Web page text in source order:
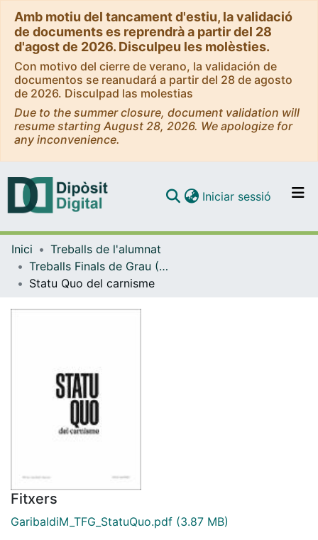
Amb motiu del tancament d'estiu, la validació
de documents es reprendrà a partir del 28
d'agost de 2026. Disculpeu les molèsties.
Con motivo del cierre de verano, la validación de
documentos se reanudará a partir del 28 de agosto
de 2026. Disculpad las molestias
Due to the summer closure, document validation will
resume starting August 28, 2026. We apologize for
any inconvenience.
Navega per tot el DD
Iniciar sessió (current)
Inici
Treballs de l'alumnat
Treballs Finals de Grau (TFG) - Belles Arts
Statu Quo del carnisme
Fitxers
GaribaldiM_TFG_StatuQuo.pdf (3.87 MB)